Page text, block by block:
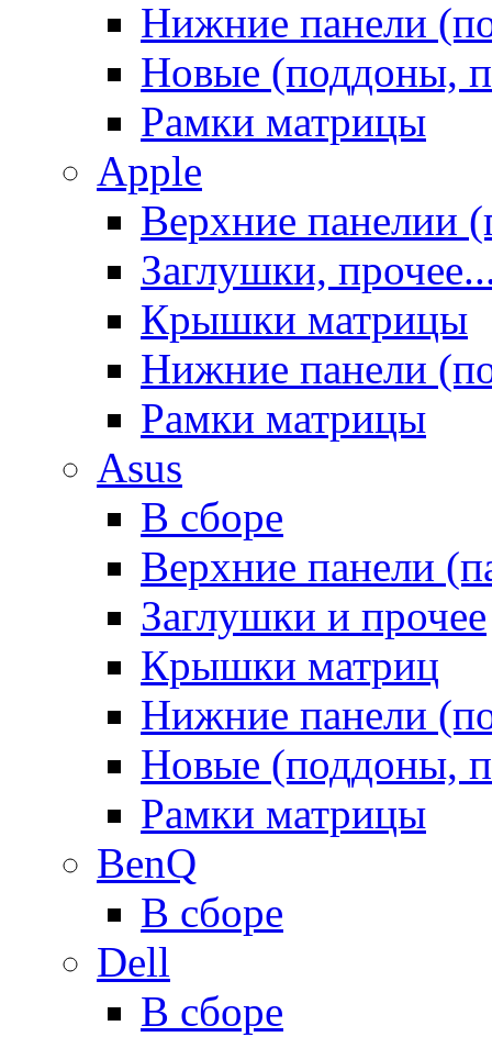
Нижние панели
Новые (поддоны,
Рамки матрицы
Apple
Верхние панелии
Заглушки,
Крышки матрицы
Нижние панели
Рамки матрицы
Asus
В сборе
Верхние панели
Заглушки и прочее
Крышки матриц
Нижние панели
Новые (поддоны,
Рамки матрицы
BenQ
В сборе
Dell
В сборе